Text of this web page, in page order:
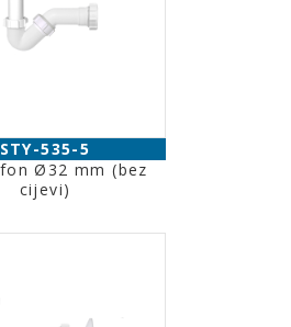
STY-535-5
Ø32 mm (bez
cijevi)